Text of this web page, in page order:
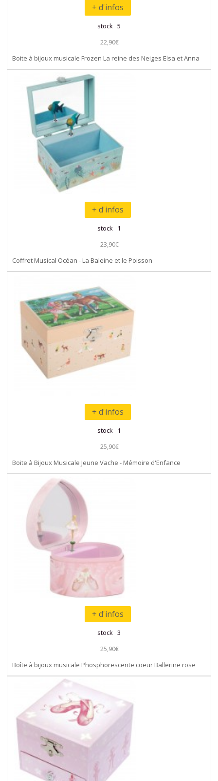
+ d'infos
stock 5
22,90€
Boite à bijoux musicale Frozen La reine des Neiges Elsa et Anna
+ d'infos
stock 1
23,90€
Coffret Musical Océan - La Baleine et le Poisson
+ d'infos
stock 1
25,90€
Boite à Bijoux Musicale Jeune Vache - Mémoire d'Enfance
+ d'infos
stock 3
25,90€
Boîte à bijoux musicale Phosphorescente coeur Ballerine rose